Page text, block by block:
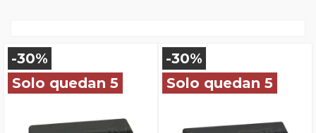
-30%
Solo quedan 5
-30%
Solo quedan 5